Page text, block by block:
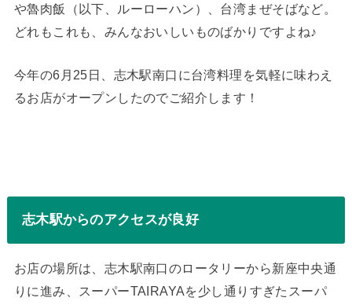
や魯肉飯（以下、ルーローハン）、台湾まぜそばなど。
どれもこれも、みんなおいしいものばかりですよね♪
今年の6月25日、志木駅南口に台湾料理を気軽に味わえ
るお店がオープンしたのでご紹介します！
志木駅からのアクセスが良好
お店の場所は、志木駅南口のロータリーから新座中央通
りに進み、スーパーTAIRAYAを少し通りすぎたスーパ